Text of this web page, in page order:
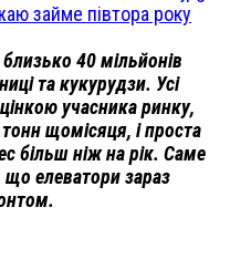
займе півтора року
40 мільйонів
та кукурудзи. Усі
учасника ринку,
щомісяця, і проста
більш ніж на рік. Саме
елеватори зараз